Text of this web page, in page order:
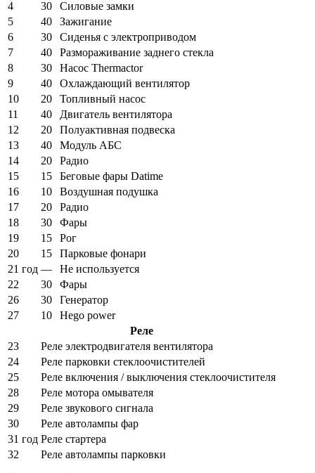
4 30
Силовые замки
5
40
Зажигание
6
30
Сиденья с электроприводом
7
40
Размораживание заднего стекла
8
30
Насос Thermactor
9
40
Охлаждающий вентилятор
10
20
Топливный насос
11
40
Двигатель вентилятора
12
20
Полуактивная подвеска
13
40
Модуль АБС
14
20
Радио
15
15
Беговые фары Datime
16
10
Воздушная подушка
17
20
Радио
18
30
Фары
19
15
Рог
20
15
Парковые фонари
21 год —
Не используется
22
30
Фары
26
30
Генератор
27
10
Hego power
Реле
23
Реле электродвигателя вентилятора
24
Реле парковки стеклоочистителей
25
Реле включения / выключения стеклоочистителя
28
Реле мотора омывателя
29
Реле звукового сигнала
30
Реле автолампы фар
31 год Реле стартера
32
Реле автолампы парковки